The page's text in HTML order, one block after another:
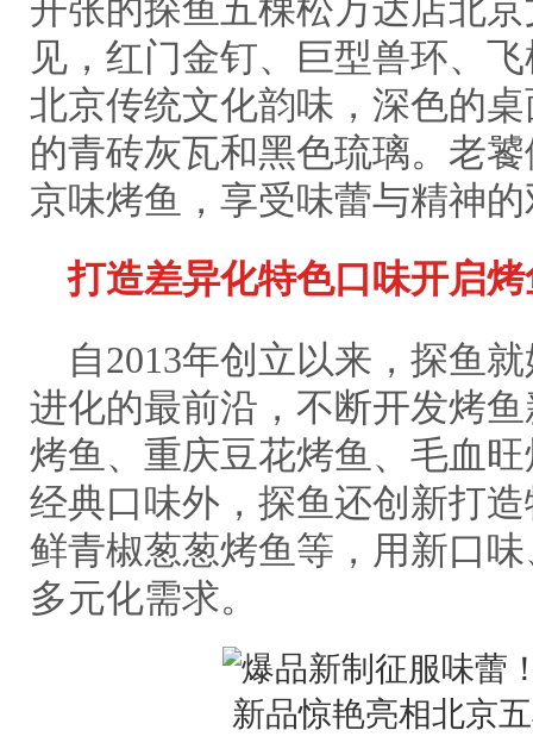
开张的探鱼五棵松万达店北
见，红门金钉、巨型兽环、
北京传统文化韵味，深色的
的青砖灰瓦和黑色琉璃。老
京味烤鱼，享受味蕾与精神
打造差异化特色口味开启
自2013年创立以来，探鱼
进化的最前沿，不断开发烤
烤鱼、重庆豆花烤鱼、毛血
经典口味外，探鱼还创新打
鲜青椒葱葱烤鱼等，用新口
多元化需求。